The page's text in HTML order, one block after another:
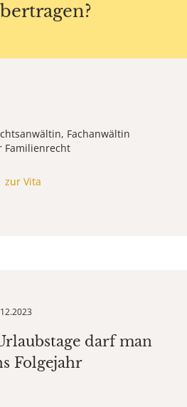
Fachanwältin
Familienrecht
zur Vita
darf man
Folgejahr